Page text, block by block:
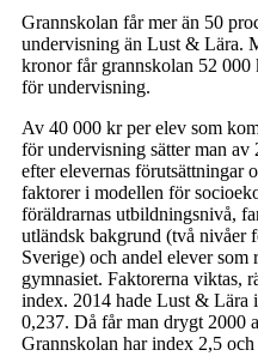
Grannskolan får mer än 50
undervisning än Lust & Lära.
kronor får grannskolan 52
för undervisning.
Av 40 000 kr per elev som
för undervisning sätter man
efter elevernas förutsättningar
faktorer i modellen för
föräldrarnas utbildningsnivå,
utländsk bakgrund (två nivåer
Sverige) och andel elever
gymnasiet. Faktorerna viktas,
index. 2014 hade Lust & Lära
0,237. Då får man drygt 2000
Grannskolan har index 2,5